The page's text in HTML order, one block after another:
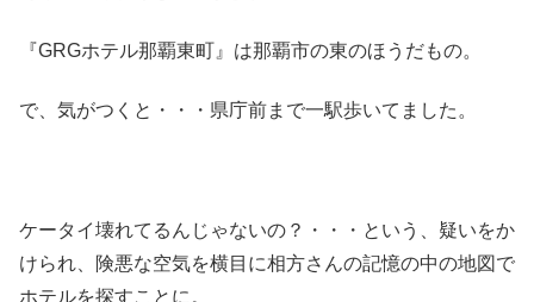
『GRGホテル那覇東町』は那覇市の東のほうだもの。
で、気がつくと・・・県庁前まで一駅歩いてました。
ケータイ壊れてるんじゃないの？・・・という、疑いをか
けられ、険悪な空気を横目に相方さんの記憶の中の地図で
ホテルを探すことに。